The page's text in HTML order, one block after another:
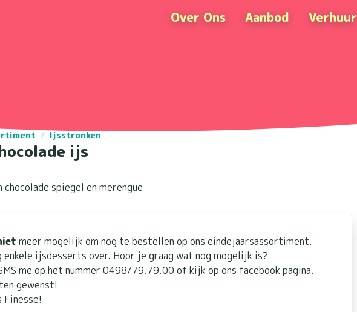
Over Ons Aanbod Verhuur
/ Ijsstronken
ijs
spiegel en merengue
meer mogelijk om nog te bestellen op ons eindejaarsassortiment.
enkele ijsdesserts over. Hoor je graag wat nog mogelijk is?
me op het nummer 0498/79.79.00 of kijk op ons facebook pagina.
gewenst!
Finesse!